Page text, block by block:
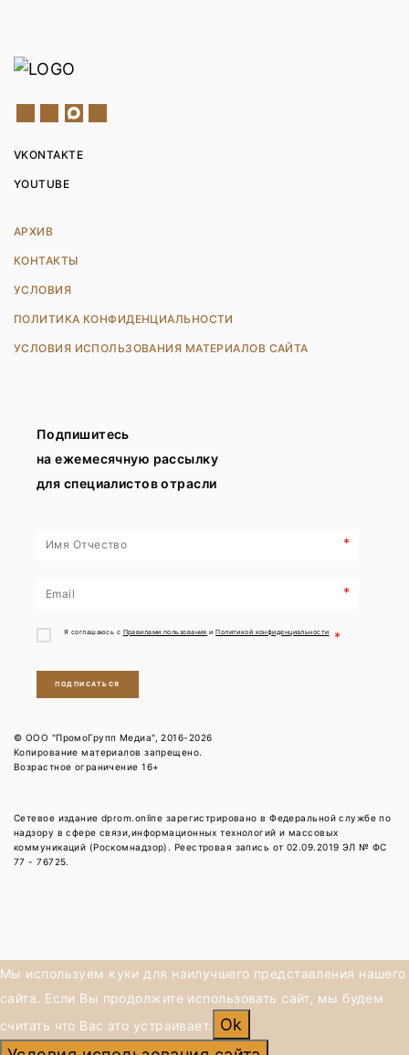
VKONTAKTE
YOUTUBE
АРХИВ
КОНТАКТЫ
УСЛОВИЯ
ПОЛИТИКА КОНФИДЕНЦИАЛЬНОСТИ
УСЛОВИЯ ИСПОЛЬЗОВАНИЯ МАТЕРИАЛОВ САЙТА
Подпишитесь
на ежемесячную рассылку
для специалистов отрасли
*
*
Я соглашаюсь с Правилами пользования иПолитикой конфиденциальности *
ПОДПИСАТЬСЯ
© ООО "ПромоГрупп Медиа", 2016-2026
Копирование материалов запрещено.
Возрастное ограничение 16+
Сетевое издание dprom.online зарегистрировано в Федеральной службе по
надзору в сфере связи,информационных технологий и массовых
коммуникаций (Роскомнадзор). Реестровая запись от 02.09.2019 ЭЛ № ФС
77 - 76725.
Мы используем куки для наилучшего представления нашего
сайта. Если Вы продолжите использовать сайт, мы будем
считать что Вас это устраивает.
Ok